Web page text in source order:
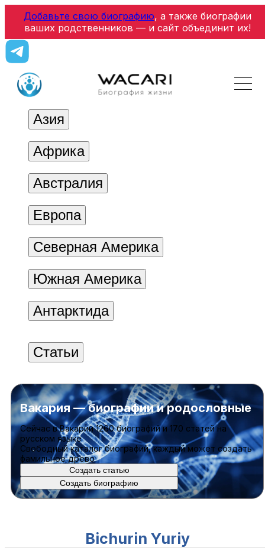
Добавьте свою биографию, а также биографии
ваших родственников — и сайт объединит их!
Азия
Африка
Австралия
Европа
Северная Америка
Южная Америка
Антарктида
Статьи
Вакария — биографии и родословные
Cейчас в Вакарии1260 биографийи170 статейна
русском языке
Свободный каталог биографий, каждый может создать
фамильное древо
Создать статью
Создать биографию
Bichurin Yuriy